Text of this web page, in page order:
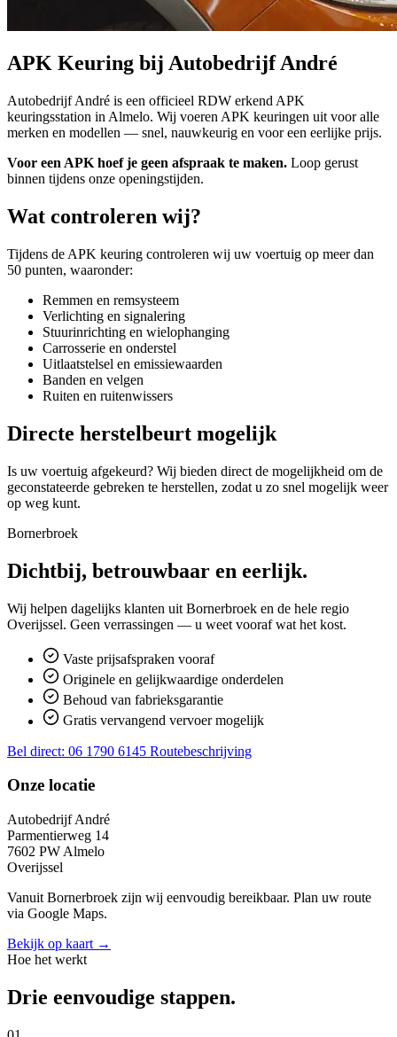
APK Keuring bij Autobedrijf André
Autobedrijf André is een officieel RDW erkend APK
keuringsstation in Almelo. Wij voeren APK keuringen uit voor alle
merken en modellen — snel, nauwkeurig en voor een eerlijke prijs.
Voor een APK hoef je geen afspraak te maken. Loop gerust
binnen tijdens onze openingstijden.
Wat controleren wij?
Tijdens de APK keuring controleren wij uw voertuig op meer dan
50 punten, waaronder:
Remmen en remsysteem
Verlichting en signalering
Stuurinrichting en wielophanging
Carrosserie en onderstel
Uitlaatstelsel en emissiewaarden
Banden en velgen
Ruiten en ruitenwissers
Directe herstelbeurt mogelijk
Is uw voertuig afgekeurd? Wij bieden direct de mogelijkheid om de
geconstateerde gebreken te herstellen, zodat u zo snel mogelijk weer
op weg kunt.
Bornerbroek
Dichtbij, betrouwbaar en eerlijk.
Wij helpen dagelijks klanten uit Bornerbroek en de hele regio
Overijssel. Geen verrassingen — u weet vooraf wat het kost.
Vaste prijsafspraken vooraf
Originele en gelijkwaardige onderdelen
Behoud van fabrieksgarantie
Gratis vervangend vervoer mogelijk
Bel direct: 06 1790 6145 Routebeschrijving
Onze locatie
Autobedrijf André
Parmentierweg 14
7602 PW Almelo
Overijssel
Vanuit Bornerbroek zijn wij eenvoudig bereikbaar. Plan uw route
via Google Maps.
Bekijk op kaart →
Hoe het werkt
Drie eenvoudige stappen.